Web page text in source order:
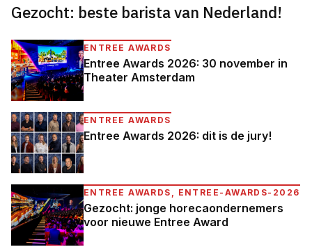
Gezocht: beste barista van Nederland!
ENTREE AWARDS
Entree Awards 2026: 30 november in
Theater Amsterdam
ENTREE AWARDS
Entree Awards 2026: dit is de jury!
ENTREE AWARDS, ENTREE-AWARDS-2026
Gezocht: jonge horecaondernemers
voor nieuwe Entree Award